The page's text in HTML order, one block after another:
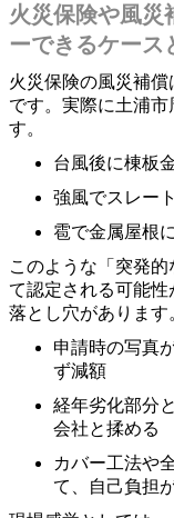
火災保険や風災
ーできるケース
火災保険の風災補
です。実際に土浦
す。
台風後に棟板
強風でスレー
雹で金属屋根
このような「突発
て認定される可能
落とし穴があります
申請時の写真
ず減額
経年劣化部分
会社と揉める
カバー工法や
て、自己負担